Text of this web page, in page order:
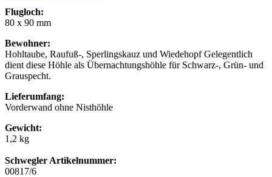
Flugloch:
80 x 90 mm
Bewohner:
Hohltaube, Raufuß-, Sperlingskauz und Wiedehopf Gelegentlich
dient diese Höhle als Übernachtungshöhle für Schwarz-, Grün- und
Grauspecht.
Lieferumfang:
Vorderwand ohne Nisthöhle
Gewicht:
1,2 kg
Schwegler Artikelnummer:
00817/6